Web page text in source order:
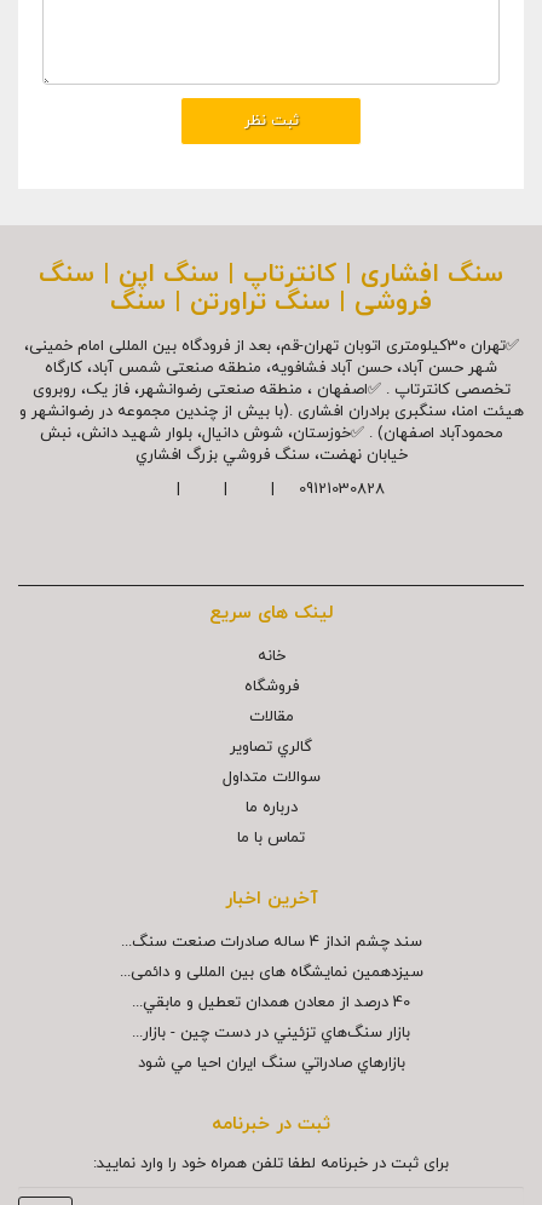
سنگ افشاری | کانترتاپ | سنگ اپن | سنگ
فروشی | سنگ تراورتن | سنگ
✅تهران 30کیلومتری اتوبان تهران-قم، بعد از فرودگاه بین المللی امام خمینی،
شهر حسن آباد، حسن آباد فشافویه، منطقه صنعتی شمس آباد، کارگاه
تخصصی کانترتاپ . ✅اصفهان ، منطقه صنعتی رضوانشهر، فاز یک، روبروی
هیئت امنا، سنگبری برادران افشاری .(با بیش از چندین مجموعه در رضوانشهر و
محمودآباد اصفهان) . ✅خوزستان، شوش دانیال، بلوار شهيد دانش، نبش
خیابان نهضت، سنگ فروشي بزرگ افشاري
09121030828 | | |
لینک های سریع
خانه
فروشگاه
مقالات
گالري تصاوير
سوالات متداول
درباره ما
تماس با ما
آخرین اخبار
سند چشم انداز ۴ ساله صادرات صنعت سنگ...
سیزدهمین نمایشگاه های بین المللی و دائمی...
40 درصد از معادن همدان تعطيل و مابقي...
بازار سنگ‌هاي تزئيني در دست چين - بازار...
بازارهاي صادراتي سنگ ايران احيا مي شود
ثبت در خبرنامه
برای ثبت در خبرنامه لطفا تلفن همراه خود را وارد نمایید: